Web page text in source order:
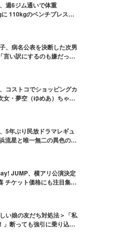
週6ジム通いで体重
110kgのベンチプレス持
と反響
、病名公表を決断した次男
言い訳にするのも嫌だっ
コストコでショッピングカ
女・夢空（ゆめあ）ちゃん
じる」の声
5年ぶり民放ドラマレギュ
流星と唯一無二の異色のバ
JUMP、横アリ公演決定
チケット価格にも注目集ま
い娘の友だち対処法＞「私
」断っても強引に乗り込ん